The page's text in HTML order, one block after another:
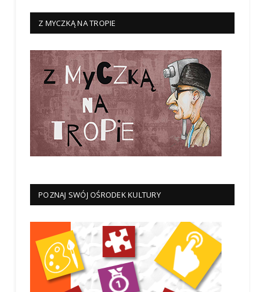
Z MYCZKĄ NA TROPIE
POZNAJ SWÓJ OŚRODEK KULTURY